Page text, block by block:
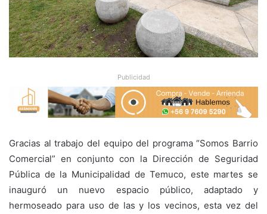
Publicidad
Gracias al trabajo del equipo del programa “Somos Barrio
Comercial” en conjunto con la Dirección de Seguridad
Pública de la Municipalidad de Temuco, este martes se
inauguró un nuevo espacio público, adaptado y
hermoseado para uso de las y los vecinos, esta vez del